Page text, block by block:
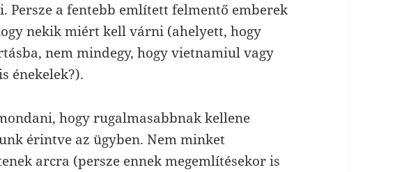
Persze a fentebb említett felmentő emberek
nekik miért kell várni (ahelyett, hogy
nem mindegy, hogy vietnamiul vagy
énekelek?).
hogy rugalmasabbnak kellene
érintve az ügyben. Nem minket
arcra (persze ennek megemlítésekor is